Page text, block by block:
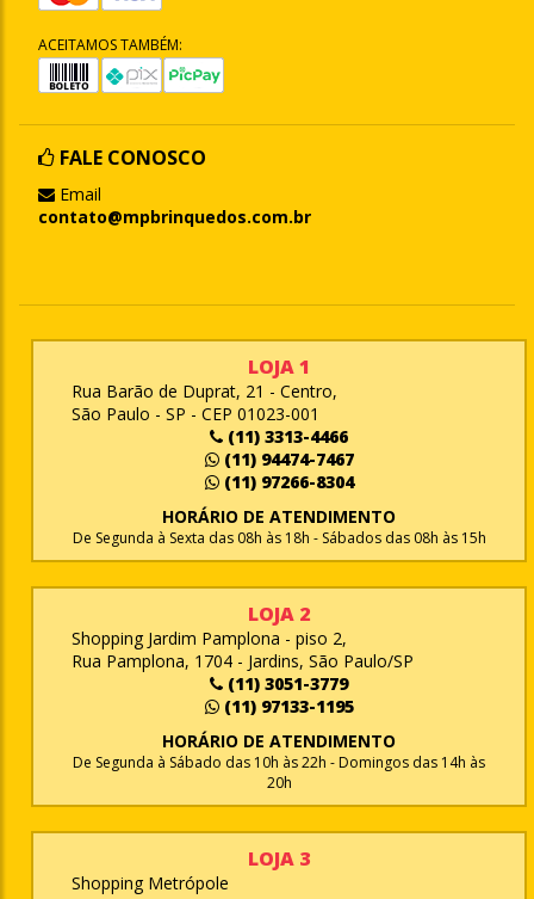
ACEITAMOS TAMBÉM:
FALE CONOSCO
Email
contato@mpbrinquedos.com.br
LOJA 1
Rua Barão de Duprat, 21 - Centro,
São Paulo - SP - CEP 01023-001
(11) 3313-4466
(11) 94474-7467
(11) 97266-8304
HORÁRIO DE ATENDIMENTO
De Segunda à Sexta das 08h às 18h - Sábados das 08h às 15h
LOJA 2
Shopping Jardim Pamplona - piso 2,
Rua Pamplona, 1704 - Jardins, São Paulo/SP
(11) 3051-3779
(11) 97133-1195
HORÁRIO DE ATENDIMENTO
De Segunda à Sábado das 10h às 22h - Domingos das 14h às
20h
LOJA 3
Shopping Metrópole